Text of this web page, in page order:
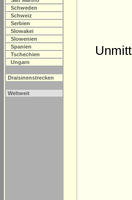
Schweden
Schweiz
Serbien
Slowakei
Slowenien
Spanien
Tschechien
Ungarn
Draisinenstrecken
Weltweit